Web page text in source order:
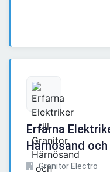
Erfarna
Härnösand
Granitor Electro